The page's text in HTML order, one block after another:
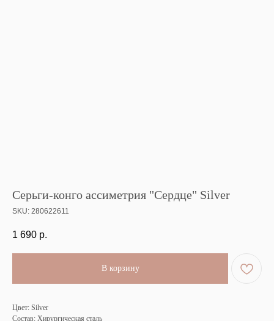
Серьги-конго ассиметрия "Сердце" Silver
SKU: 280622611
1 690 р.
В корзину
Цвет: Silver
Состав: Хирургическая сталь